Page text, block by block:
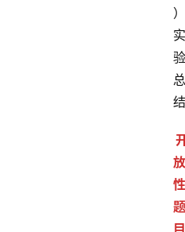
）
实
验
总
结
放
性
题
目